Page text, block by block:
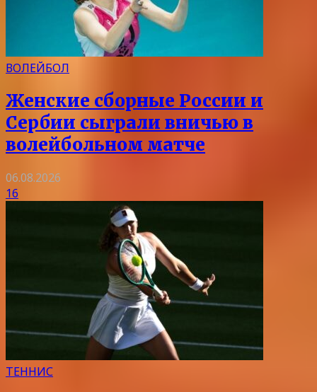
ВОЛЕЙБОЛ
Женские сборные России и
Сербии сыграли вничью в
волейбольном матче
06.08.2026
16
ТЕННИС